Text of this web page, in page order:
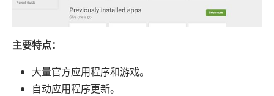
主要特点：
大量官方应用程序和游戏。
自动应用程序更新。